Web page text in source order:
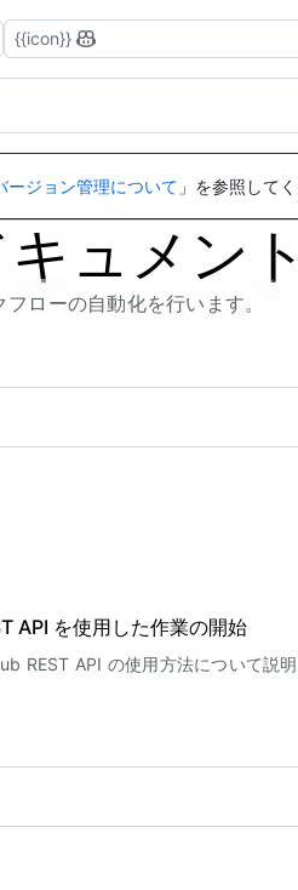
{{icon}}
ージョン管理について 」を参照してく
ュメント
ローの自動化を行います。
API を使用した作業の開始
REST API の使用方法について説明